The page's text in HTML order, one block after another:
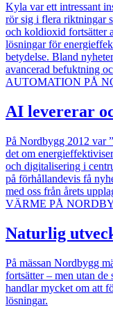
Kyla var ett intressant
rör sig i flera riktningar
och koldioxid fortsätter
lösningar för
betydelse. Bland
avancerad befuktning
AUTOMATION PÅ
AI levererar
På Nordbygg 2012 var
det om
och digitalisering i
på förhållandevis få
med oss från årets
VÄRME PÅ
Naturlig
På mässan Nordbygg
fortsätter – men utan
handlar mycket om att
lösningar.